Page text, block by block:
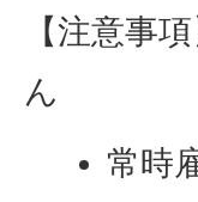
【注意事
ん
常時